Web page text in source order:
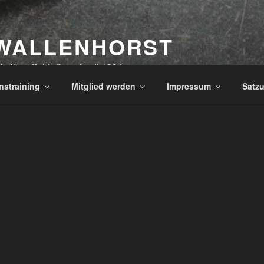
Schießsport seit 1984
Mitglied werden Impressum